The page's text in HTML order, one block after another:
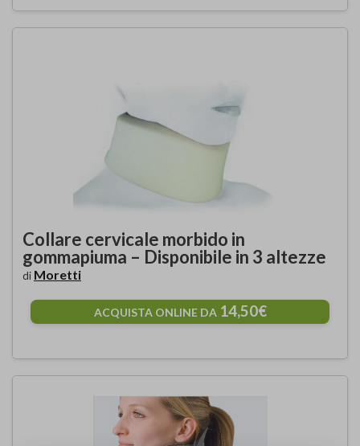
Collare cervicale morbido in
gommapiuma – Disponibile in 3 altezze
di Moretti
ACQUISTA ONLINE DA 14,50€